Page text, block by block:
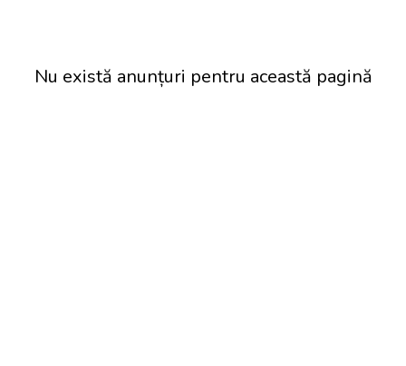
Nu există anunțuri pentru această pagină